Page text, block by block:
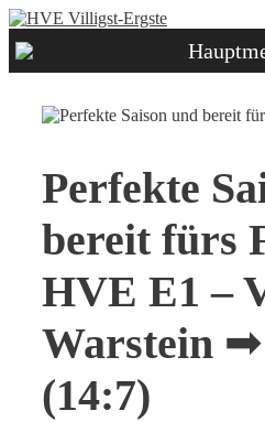
Zum
springen
Perfekte
bereit fürs
HVE E1 –
Warstein ➟
(14:7)